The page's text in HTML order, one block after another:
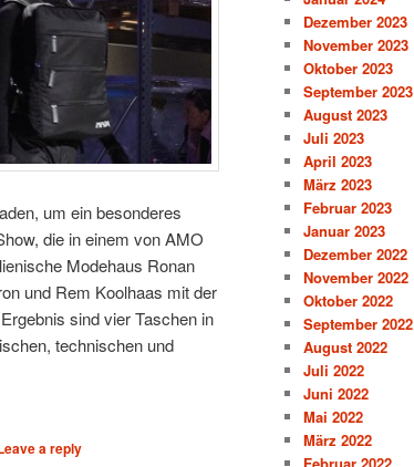
um ein besonderes
die in einem von AMO
Modehaus Ronan
und Rem Koolhaas mit der
sind vier Taschen in
technischen und
a reply
Dezember 2023
November 2023
Oktober 2023
September 2023
August 2023
Juli 2023
April 2023
März 2023
Februar 2023
Januar 2023
Dezember 2022
November 2022
Oktober 2022
September 2022
August 2022
Juli 2022
Juni 2022
Mai 2022
März 2022